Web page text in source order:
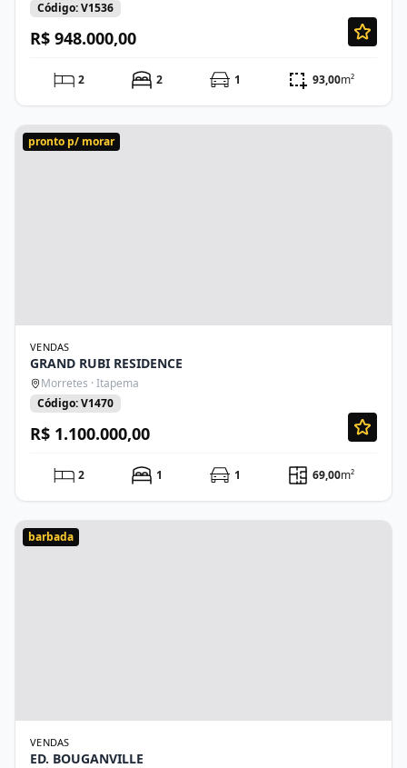
Código: V1536
R$ 948.000,00
2 2 1 93,00m²
pronto p/ morar
VENDAS
GRAND RUBI RESIDENCE
Morretes · Itapema
Código: V1470
R$ 1.100.000,00
2 1 1 69,00m²
barbada
VENDAS
ED. BOUGANVILLE